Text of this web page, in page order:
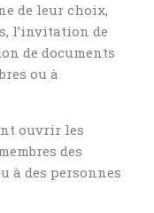
de leur choix,
l’invitation de
de documents
ou à
ouvrir les
des
à des personnes